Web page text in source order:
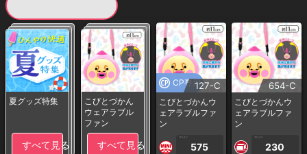
夏グッズ特集
すべて見る
こびとづかん
ウェアラブル
ファン
すべて見る
CP専用127-C
こびとづかんウ
ェアラブルファ
ン
1PLAY
575
654-C
こびとづかんウ
ェアラブルファ
ン
1PLAY
230